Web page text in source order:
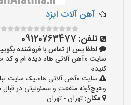
آهن آلات ایزد
تلفن: 09120763477
لطفا پس از تماس با فروشنده
کنید»
سایت «آهن آلاتی ها»،یک سایت
وهیچ‌گونه منفعت و مسئولیتی در قبال
مکان:تهران - تهران